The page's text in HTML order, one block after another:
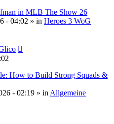
in MLB The Show 26
- 04:02 » in Heroes 3 WoG
How to Build Strong Squads &
- 02:19 » in Allgemeine